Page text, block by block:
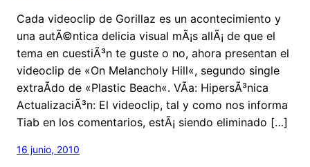
Cada videoclip de Gorillaz es un acontecimiento y
una autÃ©ntica delicia visual mÃ¡s allÃ¡ de que el
tema en cuestiÃ³n te guste o no, ahora presentan el
videoclip de «On Melancholy Hill«, segundo single
extraÃ­do de «Plastic Beach«. VÃ­a: HipersÃ³nica
ActualizaciÃ³n: El videoclip, tal y como nos informa
Tiab en los comentarios, estÃ¡ siendo eliminado […]
16 junio, 2010